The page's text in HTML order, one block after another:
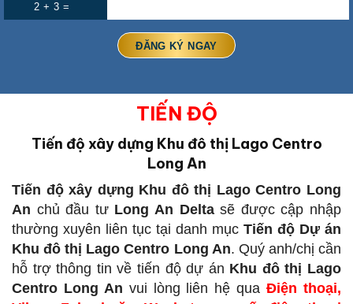
2 + 3 =
TIẾN ĐỘ
Tiến độ xây dựng Khu đô thị Lago Centro
Long An
Tiến độ xây dựng Khu đô thị Lago Centro Long
An chủ đầu tư Long An Deltasẽ được cập nhập
thường xuyên liên tục tại danh mục Tiến độ Dự án
Khu đô thị Lago Centro Long An. Quý anh/chị cần
hỗ trợ thông tin về tiến độ dự án Khu đô thị Lago
Centro Long An vui lòng liên hệ quaĐiện thoại,